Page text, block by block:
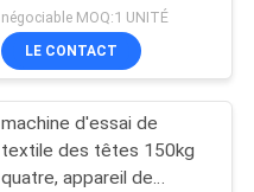
DIN chausse la machine
d'essai d'usure
négociable MOQ:1 UNITÉ
LE CONTACT
machine d'essai de
textile des têtes 150kg
quatre, appareil de